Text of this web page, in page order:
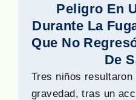
Peligro En
Durante La
Que No
De
Tres niños
gravedad, tras un